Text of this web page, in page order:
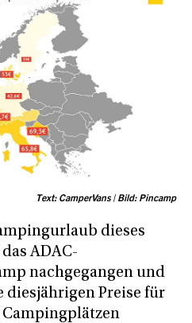
Text: CamperVans | Bild: Pincamp
dieses
ADAC-
nachgegangen und
diesjährigen Preise für